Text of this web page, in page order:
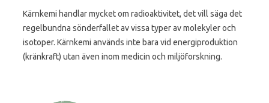
Kärnkemi handlar mycket om radioaktivitet, det vill säga det
regelbundna sönderfallet av vissa typer av molekyler och
isotoper. Kärnkemi används inte bara vid energiproduktion
(kränkraft) utan även inom medicin och miljöforskning.